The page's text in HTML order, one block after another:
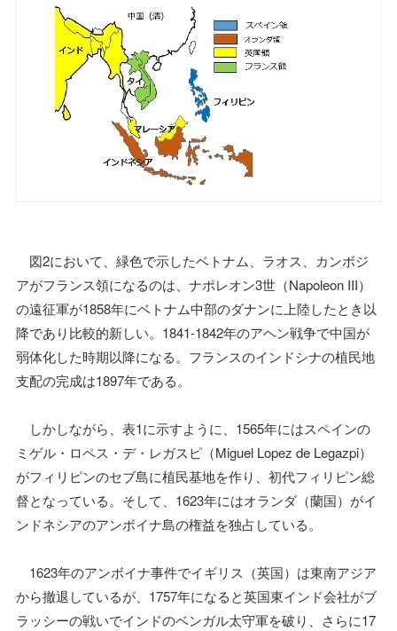
図2において、緑色で示したベトナム、ラオス、カンボジ
アがフランス領になるのは、ナポレオン3世（Napoleon III）
の遠征軍が1858年にベトナム中部のダナンに上陸したとき以
降であり比較的新しい。1841-1842年のアヘン戦争で中国が
弱体化した時期以降になる。フランスのインドシナの植民地
支配の完成は1897年である。
しかしながら、表1に示すように、1565年にはスペインの
ミゲル・ロペス・デ・レガスピ（Miguel Lopez de Legazpi）
がフィリピンのセブ島に植民基地を作り、初代フィリピン総
督となっている。そして、1623年にはオランダ（蘭国）がイ
ンドネシアのアンボイナ島の権益を独占している。
1623年のアンボイナ事件でイギリス（英国）は東南アジア
から撤退しているが、1757年になると英国東インド会社がブ
ラッシーの戦いでインドのベンガル太守軍を破り、さらに17